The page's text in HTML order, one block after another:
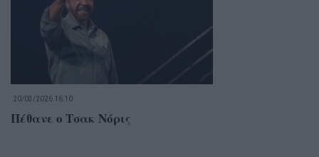
20/03/2026 16:10
Πέθανε ο Τσακ Νόρις